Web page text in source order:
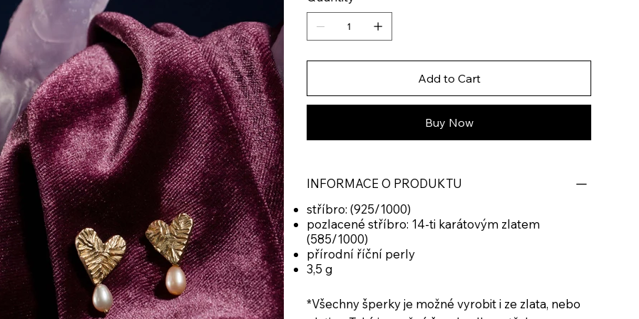
Add to Cart
Buy Now
INFORMACE O PRODUKTU
stříbro: (925/1000)
pozlacené stříbro: 14-ti karátovým zlatem
(585/1000)
přírodní říční perly
3,5 g
*Všechny šperky je možné vyrobit i ze zlata, nebo